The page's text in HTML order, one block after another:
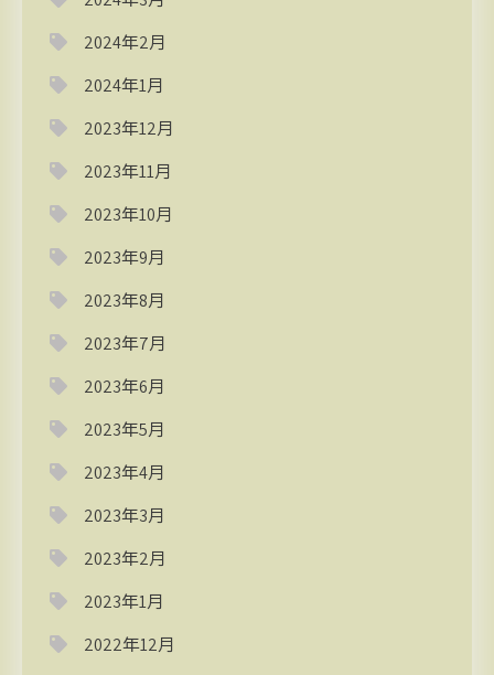
2024年2月
2024年1月
2023年12月
2023年11月
2023年10月
2023年9月
2023年8月
2023年7月
2023年6月
2023年5月
2023年4月
2023年3月
2023年2月
2023年1月
2022年12月